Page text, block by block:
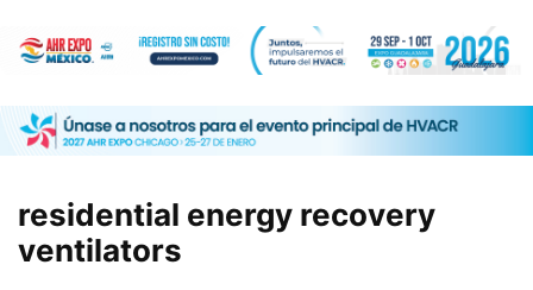
residential energy recovery
ventilators